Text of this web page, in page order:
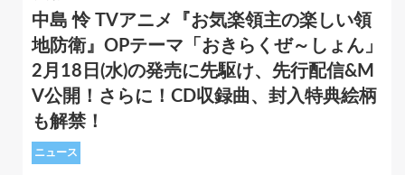
中島 怜 TVアニメ『お気楽領主の楽しい領
地防衛』OPテーマ「おきらくぜ～しょん」
2月18日(水)の発売に先駆け、先行配信&M
V公開！さらに！CD収録曲、封入特典絵柄
も解禁！
ニュース